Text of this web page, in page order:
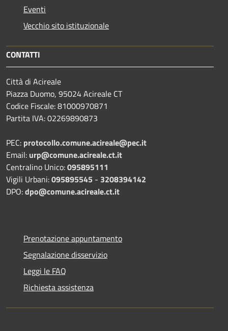
Eventi
Vecchio sito istituzionale
CONTATTI
Città di Acireale
Piazza Duomo, 95024 Acireale CT
Codice Fiscale: 81000970871
Partita IVA: 02269890873
PEC: protocollo.comune.acireale@pec.it
Email: urp@comune.acireale.ct.it
Centralino Unico:095895111
Vigili Urbani:095895545 - 3208394142
DPO:dpo@comune.acireale.ct.it
Prenotazione appuntamento
Segnalazione disservizio
Leggi le FAQ
Richiesta assistenza